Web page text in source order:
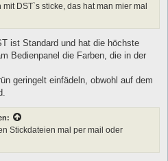
DST`s sticke, das hat man mier mal
ist Standard und hat die höchste
Bedienpanel die Farben, die in der
geringelt einfädeln, obwohl auf dem
Stickdateien mal per mail oder